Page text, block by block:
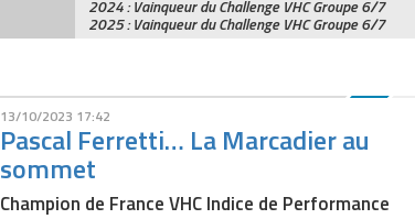
2024 : Vainqueur du Challenge VHC Groupe 6/7
2025 : Vainqueur du Challenge VHC Groupe 6/7
13/10/2023 17:42
Pascal Ferretti… La Marcadier au
sommet
Champion de France VHC Indice de Performance